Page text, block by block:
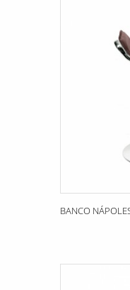
BANCO